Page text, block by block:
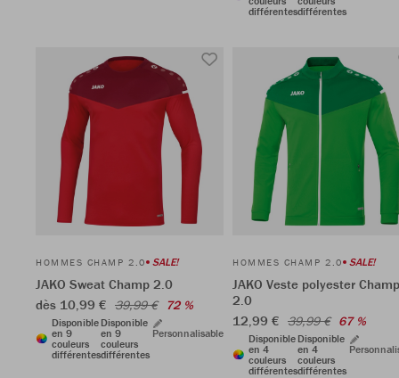
différentesdifférentes
HOMMES CHAMP 2.0 SALE!
JAKO Sweat Champ 2.0
dès 10,99 € 39,99 € 72 %
Disponible
en 9
couleurs
différentes
Disponible
en 9
couleurs
différentes
Personnalisable
HOMMES CHAMP 2.0 SALE!
JAKO Veste polyester Champ
2.0
12,99 € 39,99 € 67 %
Disponible
en 4
couleurs
différentes
Disponible
en 4
couleurs
différentes